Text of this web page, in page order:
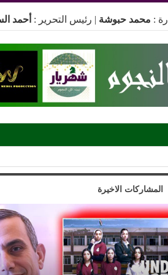
: محمد حبوشة | رئيس التحرير : أحمد
المشاركات الاخيرة